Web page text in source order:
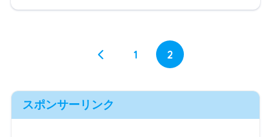
1 2
スポンサーリンク